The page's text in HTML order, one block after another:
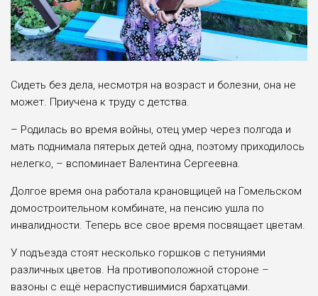
Сидеть без дела, несмотря на возраст и болезни, она не
может. Приучена к труду с детства.
– Родилась во время войны, отец умер через полгода и
мать поднимала пятерых детей одна, поэтому приходилось
нелегко, – вспоминает Валентина Сергеевна.
Долгое время она работала крановщицей на Гомельском
домостроительном комбинате, на пенсию ушла по
инвалидности. Теперь все свое время посвящает цветам.
У подъезда стоят несколько горшков с петуниями
различных цветов. На противоположной стороне –
вазоны с ещё нераспустившимися бархатцами.